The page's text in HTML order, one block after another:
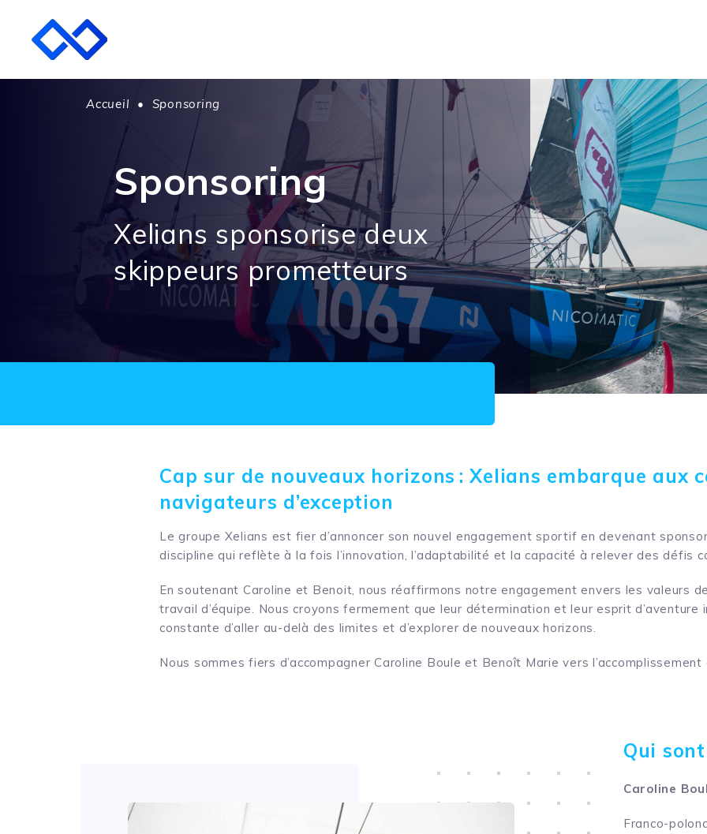
Accueil • Sponsoring
Sponsoring
Xelians sponsorise deux
skippeurs prometteurs
Cap sur de nouveaux horizons : Xelians embarque aux
navigateurs d’exception
Le groupe Xelians est fier d’annoncer son nouvel engagement sportif en devenant
discipline qui reflète à la fois l’innovation, l’adaptabilité et la capacité à relever des défis
En soutenant Caroline et Benoit, nous réaffirmons notre engagement envers les valeurs
travail d’équipe. Nous croyons fermement que leur détermination et leur esprit d’aventure
constante d’aller au-delà des limites et d’explorer de nouveaux horizons.
Nous sommes fiers d’accompagner Caroline Boule et Benoît Marie vers l’accomplissement
Qui
Caroline
Franco-